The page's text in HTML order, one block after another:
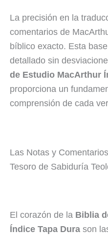
La precisión en la
comentarios de
bíblico exacto. Esta
detallado sin
de Estudio MacArthur
proporciona un
comprensión de cada
Las Notas y
Tesoro de Sabiduría
El corazón de la Biblia
Índice Tapa Dura son